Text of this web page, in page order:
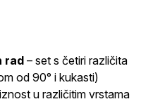
rad – set s četiri različita
od 90° i kukasti)
u različitim vrstama